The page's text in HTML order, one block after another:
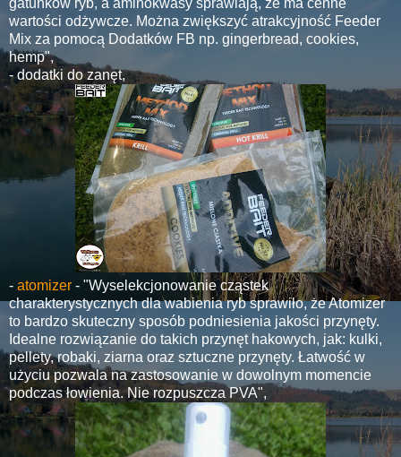
gatunków ryb, a aminokwasy sprawiają, że ma cenne
wartości odżywcze. Można zwiększyć atrakcyjność Feeder
Mix za pomocą Dodatków FB np. gingerbread, cookies,
hemp",
- dodatki do zanęt,
- atomizer - "Wyselekcjonowanie cząstek
charakterystycznych dla wabienia ryb sprawiło, że Atomizer
to bardzo skuteczny sposób podniesienia jakości przynęty.
Idealne rozwiązanie do takich przynęt hakowych, jak: kulki,
pellety, robaki, ziarna oraz sztuczne przynęty. Łatwość w
użyciu pozwala na zastosowanie w dowolnym momencie
podczas łowienia. Nie rozpuszcza PVA",